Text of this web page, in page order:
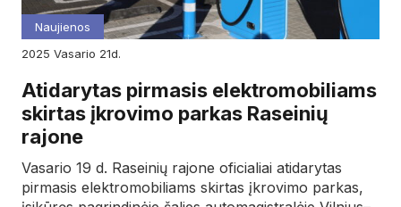
Naujienos
2025
vasario 21d.
Atidarytas pirmasis elektromobiliams
skirtas įkrovimo parkas Raseinių
rajone
Vasario 19 d. Raseinių rajone oficialiai atidarytas
pirmasis elektromobiliams skirtas įkrovimo parkas,